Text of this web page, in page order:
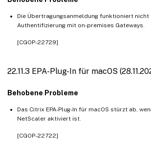
Die Übertragungsanmeldung funktioniert
Authentifizierung mit on-premises Gateways.
[CGOP-22729]
22.11.3 EPA-Plug-In für macOS
Behobene Probleme
Das Citrix EPA-Plug-In für macOS stürzt ab,
NetScaler aktiviert ist.
[CGOP-22722]